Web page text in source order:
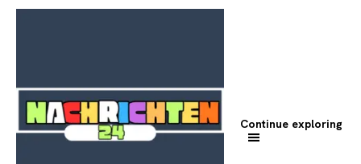
Continue exploring